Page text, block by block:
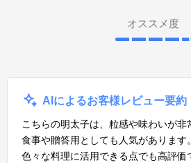
オススメ度
AIによるお客様レビュー要約
こちらの明太子は、粒感や味わいが非
食事や贈答用としても人気があります
色々な料理に活用できる点でも高評価